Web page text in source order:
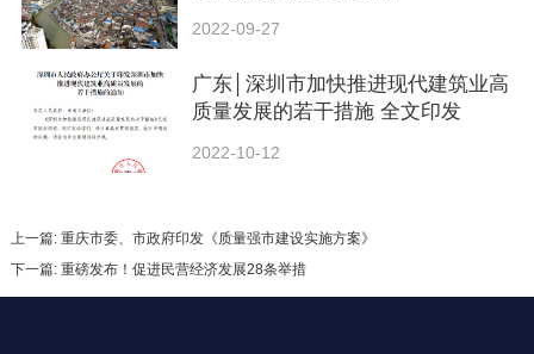
2022-09-27
广东│深圳市加快推进现代建筑业高
质量发展的若干措施 全文印发
2022-10-12
上一篇: 重庆市委、市政府印发《质量强市建设实施方案》
下一篇: 重磅发布！促进民营经济发展28条举措